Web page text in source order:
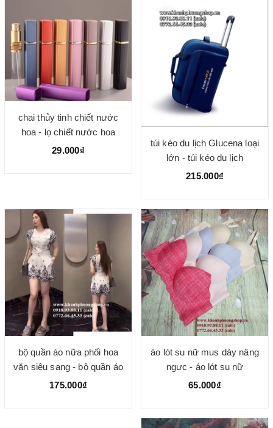
chai thủy tinh chiết nước
hoa - lọ chiết nước hoa
29.000₫
túi kéo du lịch Glucena loại
lớn - túi kéo du lịch
215.000₫
bộ quần áo nữa phối hoa
văn siêu sang - bộ quần áo
cotton nữ
175.000₫
áo lót su nữ mus dày nâng
ngực - áo lót su nữ
65.000₫